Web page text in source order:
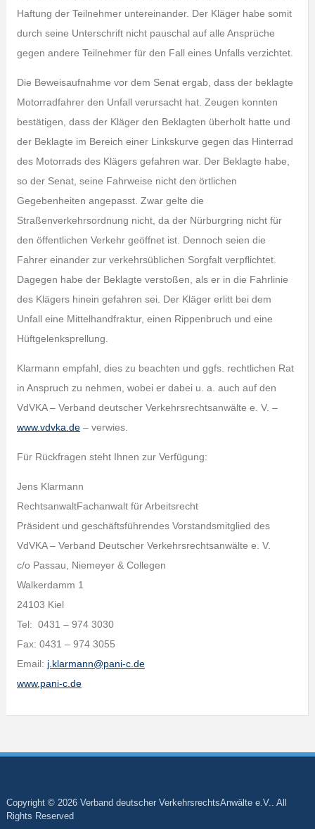
Haftung der Teilnehmer untereinander. Der Kläger habe somit
durch seine Unterschrift nicht pauschal auf alle Ansprüche
gegen andere Teilnehmer für den Fall eines Unfalls verzichtet.
Die Beweisaufnahme vor dem Senat ergab, dass der beklagte
Motorradfahrer den Unfall verursacht hat. Zeugen konnten
bestätigen, dass der Kläger den Beklagten überholt hatte und
der Beklagte im Bereich einer Linkskurve gegen das Hinterrad
des Motorrads des Klägers gefahren war. Der Beklagte habe,
so der Senat, seine Fahrweise nicht den örtlichen
Gegebenheiten angepasst. Zwar gelte die
Straßenverkehrsordnung nicht, da der Nürburgring nicht für
den öffentlichen Verkehr geöffnet ist. Dennoch seien die
Fahrer einander zur verkehrsüblichen Sorgfalt verpflichtet.
Dagegen habe der Beklagte verstoßen, als er in die Fahrlinie
des Klägers hinein gefahren sei. Der Kläger erlitt bei dem
Unfall eine Mittelhandfraktur, einen Rippenbruch und eine
Hüftgelenksprellung.
Klarmann empfahl, dies zu beachten und ggfs. rechtlichen Rat
in Anspruch zu nehmen, wobei er dabei u. a. auch auf den
VdVKA – Verband deutscher Verkehrsrechtsanwälte e. V. –
www.vdvka.de– verwies.
Für Rückfragen steht Ihnen zur Verfügung:
Jens Klarmann
RechtsanwaltFachanwalt für Arbeitsrecht
Präsident und geschäftsführendes Vorstandsmitglied des
VdVKA – Verband Deutscher Verkehrsrechtsanwälte e. V.
c/o Passau, Niemeyer & Collegen
Walkerdamm 1
24103 Kiel
Tel: 0431 – 974 3030
Fax: 0431 – 974 3055
Email: j.klarmann@pani-c.de
www.pani-c.de
Copyright © 2026 Verband deutscher VerkehrsrechtsAnwälte e.V.. All
Rights Reserved